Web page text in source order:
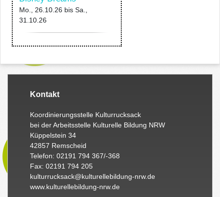
Mo., 26.10.26 bis Sa.,
31.10.26
Kontakt
Koordinierungsstelle Kulturrucksack
bei der Arbeitsstelle Kulturelle Bildung NRW
Küppelstein 34
42857 Remscheid
Telefon: 02191 794 367/-368
Fax: 02191 794 205
kulturrucksack@kulturellebildung-nrw.de
www.kulturellebildung-nrw.de